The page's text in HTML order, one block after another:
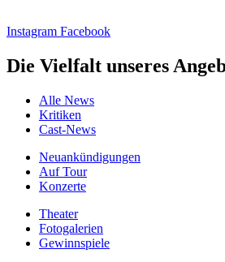
Instagram Facebook
Die Vielfalt unseres
Alle News
Kritiken
Cast-News
Neuankündigungen
Auf Tour
Konzerte
Theater
Fotogalerien
Gewinnspiele